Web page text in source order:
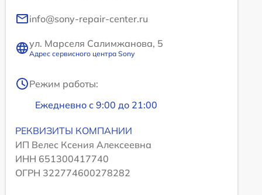
info@sony-repair-center.ru
ул. Марселя Салимжанова, 5
Адрес сервисного центра Sony
Режим работы:
Ежедневно с 9:00 до 21:00
РЕКВИЗИТЫ КОМПАНИИ
ИП Велес Ксения Алексеевна
ИНН 651300417740
ОГРН 322774600278282